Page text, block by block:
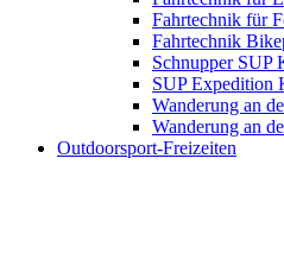
Fahrtechnik für
Fahrtechnik
Schnupper SUP
SUP Expedition
Wanderung an
Wanderung an
Outdoorsport-Freizeiten